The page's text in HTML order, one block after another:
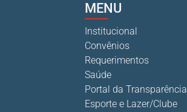
MENU
Institucional
Convênios
Requerimentos
Saúde
Portal da Transparência
Esporte e Lazer/Clube